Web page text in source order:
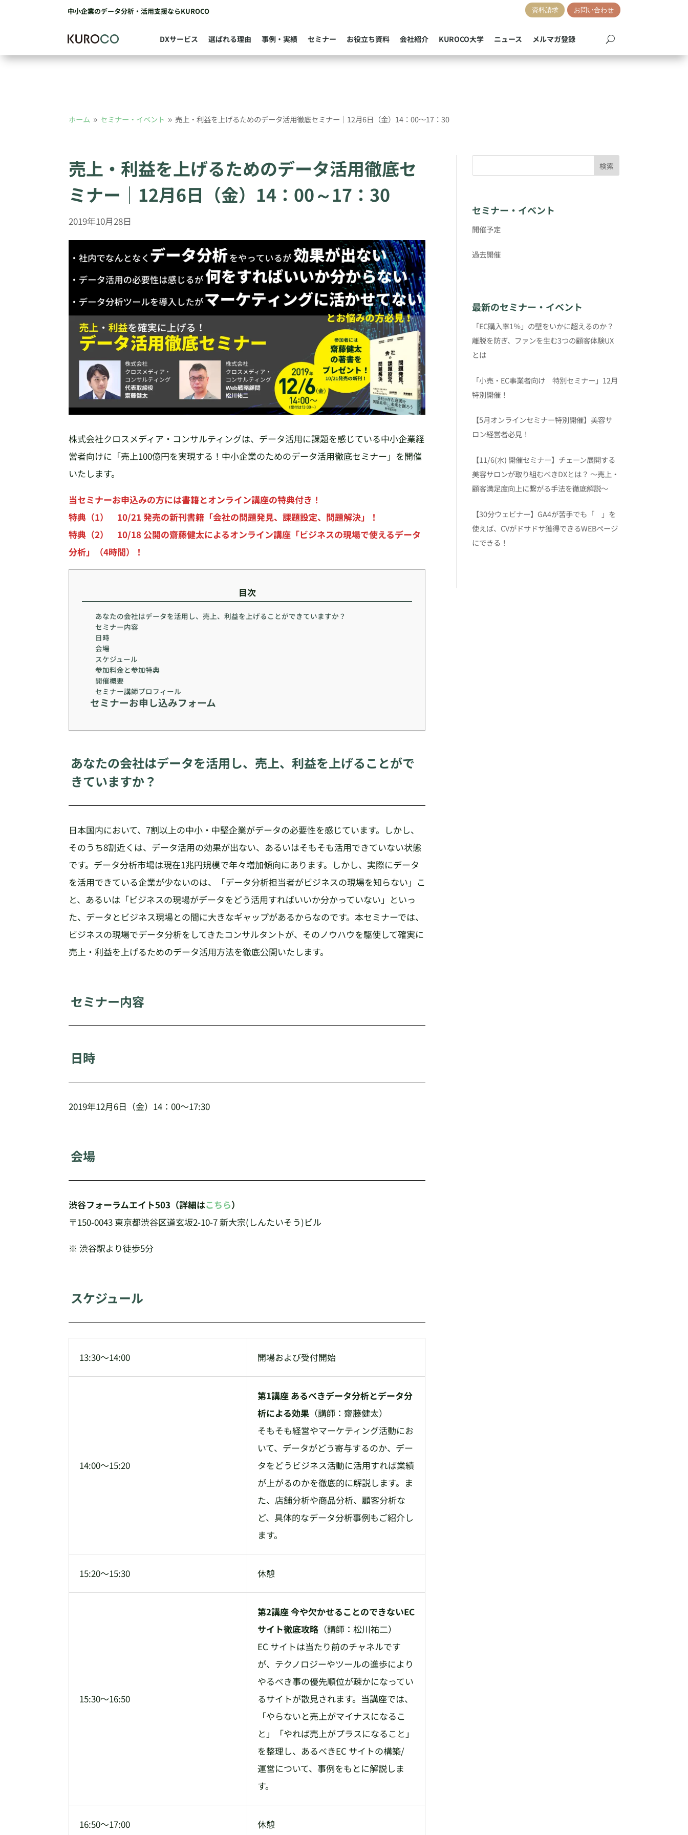
中小企業のデータ分析・活用支援ならKUROCO 資料請求 お問い合わせ
DXサービス 選ばれる理由 事例・実績 セミナー お役立ち資料 会社紹介 KUROCO大学 ニュース メルマガ登録
ホーム 9 セミナー・イベント 9 売上・利益を上げるためのデータ活用徹底セミナー｜12月6日（金）14：00～17：30
売上・利益を上げるためのデータ活用徹底セ
ミナー｜12月6日（金）14：00～17：30
2019年10月28日
株式会社クロスメディア・コンサルティングは、データ活用に課題を感じている中小企業経
営者向けに「売上100億円を実現する！中小企業のためのデータ活用徹底セミナー」を開催
いたします。
当セミナーお申込みの方には書籍とオンライン講座の特典付き！
特典（1） 10/21 発売の新刊書籍「会社の問題発見、課題設定、問題解決」！
特典（2） 10/18 公開の齋藤健太によるオンライン講座「ビジネスの現場で使えるデータ
分析」（4時間）！
目次
あなたの会社はデータを活用し、売上、利益を上げることができていますか？
セミナー内容
日時
会場
スケジュール
参加料金と参加特典
開催概要
セミナー講師プロフィール
セミナーお申し込みフォーム
あなたの会社はデータを活用し、売上、利益を上げることがで
きていますか？
日本国内において、7割以上の中小・中堅企業がデータの必要性を感じています。しかし、
そのうち8割近くは、データ活用の効果が出ない、あるいはそもそも活用できていない状態
です。データ分析市場は現在1兆円規模で年々増加傾向にあります。しかし、実際にデータ
を活用できている企業が少ないのは、「データ分析担当者がビジネスの現場を知らない」こ
と、あるいは「ビジネスの現場がデータをどう活用すればいいか分かっていない」といっ
た、データとビジネス現場との間に大きなギャップがあるからなのです。本セミナーでは、
ビジネスの現場でデータ分析をしてきたコンサルタントが、そのノウハウを駆使して確実に
売上・利益を上げるためのデータ活用方法を徹底公開いたします。
セミナー内容
日時
2019年12月6日（金）14：00～17:30
会場
渋谷フォーラムエイト503（詳細はこちら）
〒150-0043 東京都渋谷区道玄坂2-10-7 新大宗(しんたいそう)ビル
※ 渋谷駅より徒歩5分
スケジュール
13:30～14:00 開場および受付開始
14:00～15:20
第1講座 あるべきデータ分析とデータ分
析による効果 （講師：齋藤健太）
そもそも経営やマーケティング活動にお
いて、データがどう寄与するのか、デー
タをどうビジネス活動に活用すれば業績
が上がるのかを徹底的に解説します。ま
た、店舗分析や商品分析、顧客分析な
ど、具体的なデータ分析事例もご紹介し
ます。
15:20～15:30 休憩
15:30～16:50
第2講座 今や欠かせることのできないEC
サイト徹底攻略 （講師：松川祐二）
EC サイトは当たり前のチャネルです
が、テクノロジーやツールの進歩により
やるべき事の優先順位が疎かになってい
るサイトが散見されます。当講座では、
「やらないと売上がマイナスになるこ
と」「やれば売上がプラスになること」
を整理し、あるべきEC サイトの構築/
運営について、事例をもとに解説しま
す。
16:50～17:00 休憩
検索
セミナー・イベント
開催予定
過去開催
最新のセミナー・イベント
「EC購入率1％」の壁をいかに超えるのか？
離脱を防ぎ、ファンを生む3つの顧客体験UX
とは
「小売・EC事業者向け 特別セミナー」12月
特別開催！
【5月オンラインセミナー特別開催】美容サ
ロン経営者必見！
【11/6(水) 開催セミナー】チェーン展開する
美容サロンが取り組むべきDXとは？ 〜売上・
顧客満足度向上に繋がる手法を徹底解説〜
【30分ウェビナー】GA4が苦手でも「 」を
使えば、CVがドサドサ獲得できるWEBページ
にできる！